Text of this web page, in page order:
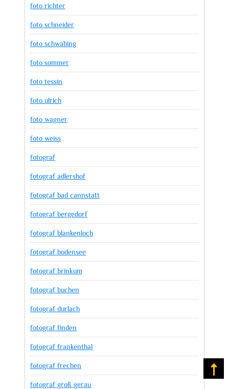
foto richter
foto schneider
foto schwabing
foto sommer
foto tessin
foto ulrich
foto wagner
foto weiss
fotograf
fotograf adlershof
fotograf bad cannstatt
fotograf bergedorf
fotograf blankenloch
fotograf bodensee
fotograf brinkum
fotograf buchen
fotograf durlach
fotograf finden
fotograf frankenthal
fotograf frechen
fotograf groß gerau